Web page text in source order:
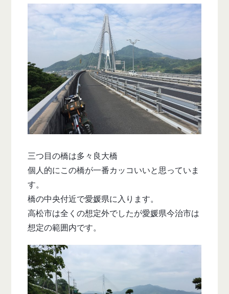
三つ目の橋は多々良大橋
個人的にこの橋が一番カッコいいと思っていま
す。
橋の中央付近で愛媛県に入ります。
高松市は全くの想定外でしたが愛媛県今治市は
想定の範囲内です。